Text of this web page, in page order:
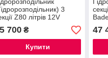
3
Z80 літрів 12V
700₴
Купити
47